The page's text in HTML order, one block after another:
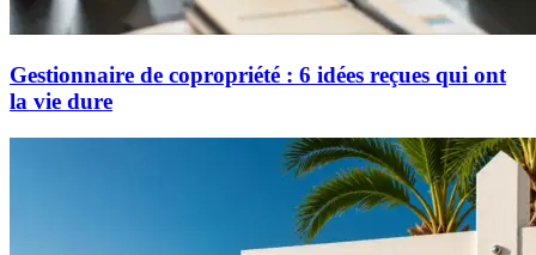
Gestionnaire de copropriété : 6 idées reçues qui ont
la vie dure